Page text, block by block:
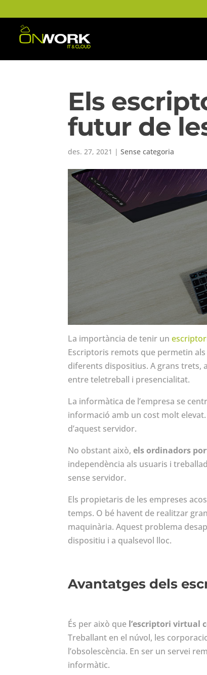
Els
futur de
des. 27, 2021 |Sense categoria
La importància de tenir un
Escriptoris remots que permetin
diferents dispositius. A grans trets,
entre teletreball i presencialitat.
La informàtica de l’empresa se
informació amb un cost molt
d’aquest servidor.
No obstant això,els ordinadors
independència als usuaris i
sense servidor.
Els propietaris de les empreses
temps. O bé havent de realitzar
maquinària. Aquest problema
dispositiu i a qualsevol lloc.
Avantatges dels
És per això que l’escriptori virtual
Treballant en el núvol, les
l’obsolescència. En ser un servei
informàtic.